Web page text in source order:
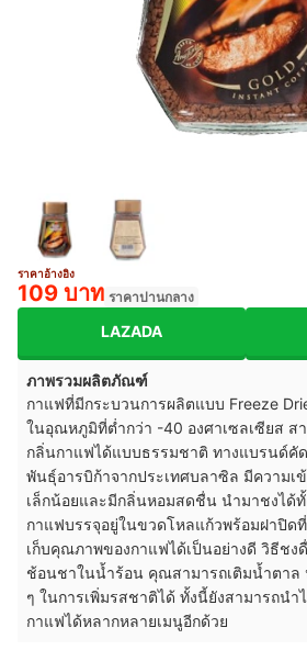
ราคาอ้างอิง
109 บาท ราคาปานกลาง
LAZADA
ภาพรวมผลิตภัณฑ์
กาแฟที่มีกระบวนการผลิตแบบ Freeze
ในอุณหภูมิที่ต่ำกว่า -40 องศาเซลเซียส ส
กลิ่นกาแฟได้แบบธรรมชาติ ทางแบรนด์คั
พันธุ์อารบิก้าจากประเทศบลาซิล มีความเ
เล็กน้อยและมีกลิ่นหอมสดชื่น นำมาชงได้
กาแฟบรรจุอยู่ในขวดโหลแก้วพร้อมฝาปิ
เก็บคุณภาพของกาแฟได้เป็นอย่างดี วิธีชงดื่
ช้อนชาในน้ำร้อน คุณสามารถเติมน้ำตาล
ๆ ในการเพิ่มรสชาติได้ ทั้งนี้ยังสามารถนำ
กาแฟได้หลากหลายเมนูอีกด้วย